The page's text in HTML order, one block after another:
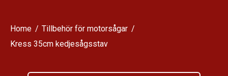
Home
Tillbehör för motorsågar
Kress 35cm kedjesågsstav